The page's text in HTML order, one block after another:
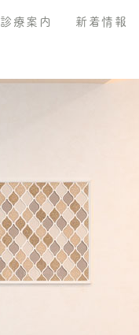
診療案内 新着情報